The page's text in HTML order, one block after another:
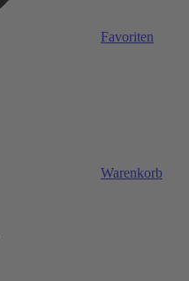
Favoriten
Warenkorb